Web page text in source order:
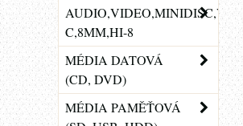
AUDIO,VIDEO,MINIDISC,VHS-
C,8MM,HI-8
MÉDIA DATOVÁ
(CD, DVD)
MÉDIA PAMĚŤOVÁ